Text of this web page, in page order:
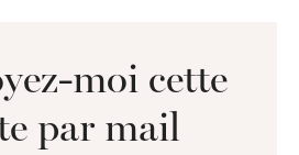
moi cette
par mail